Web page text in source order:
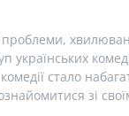
проблеми,
стало
зі